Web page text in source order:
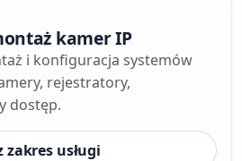
kamer IP
i konfiguracja systemów
rejestratory,
dostęp.
zakres usługi